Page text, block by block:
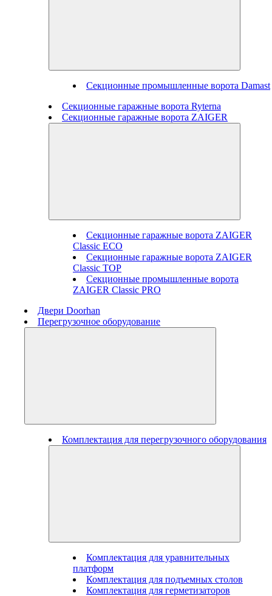
Секционные промышленные ворота Damast
Секционные гаражные ворота Ryterna
Секционные гаражные ворота ZAIGER
Секционные гаражные ворота ZAIGER
Classic ECO
Секционные гаражные ворота ZAIGER
Classic TOP
Секционные промышленные ворота
ZAIGER Classic PRO
Двери Doorhan
Перегрузочное оборудование
Комплектация для перегрузочного оборудования
Комплектация для уравнительных
платформ
Комплектация для подъемных столов
Комплектация для герметизаторов